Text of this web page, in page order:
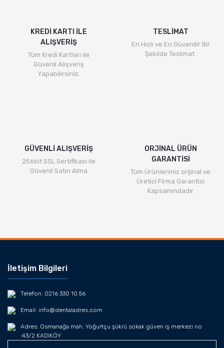
KREDİ KARTI İLE
ALIŞVERİŞ
Tüm Kredi Kartları ile
Güvenli Alışveriş
Yapabilirsiniz.
TESLİMAT
En Hızlı ve En Güvenilir Bir
Şekilde Teslimat.
GÜVENLİ ALIŞVERİŞ
256bit SSL Sertifikası ile
Güvenli Satın Alma
ORJİNAL ÜRÜN
GARANTİSİ
Tüm Ürünlerimiz orijinal ve
Üretici Firma Garantisi
Kapsamındadır
İletişim Bilgileri
Telefon: 0216 330 10 56
Email: info@dentaladres.com
Adres: Osmanağa mah. Yoğurtçu şükrü sokak güven iş merkezi no
:43/2 KADIKÖY